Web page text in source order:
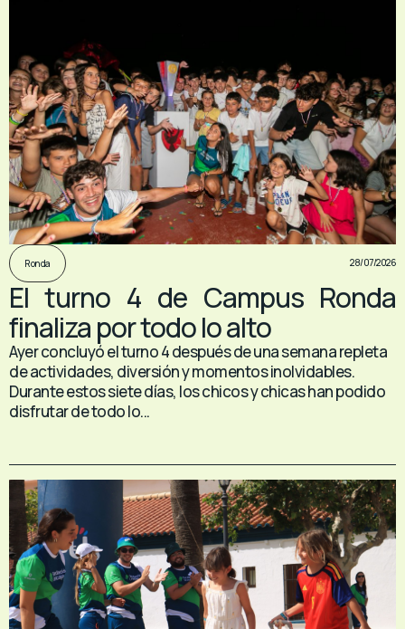
Ronda 28/07/2026
El turno 4 de Campus Ronda
finaliza por todo lo alto
Ayer concluyó el turno 4 después de una semana repleta
de actividades, diversión y momentos inolvidables.
Durante estos siete días, los chicos y chicas han podido
disfrutar de todo lo...